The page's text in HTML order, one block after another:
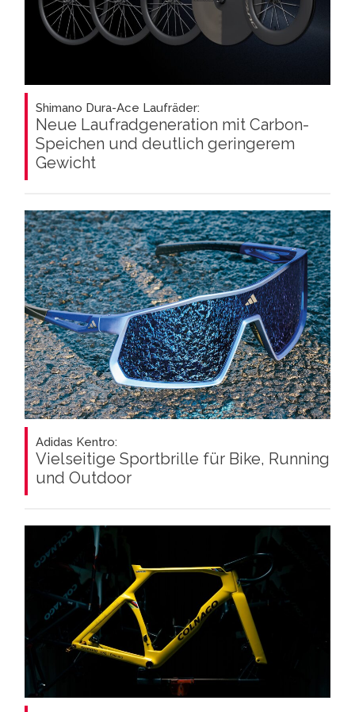
Shimano Dura-Ace Laufräder:
Neue Laufradgeneration mit Carbon-
Speichen und deutlich geringerem
Gewicht
Adidas Kentro:
Vielseitige Sportbrille für Bike, Running
und Outdoor